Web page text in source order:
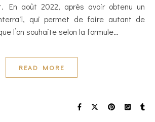
En août 2022, après avoir obtenu un
qui permet de faire autant de
l’on souhaite selon la formule…
READ MORE